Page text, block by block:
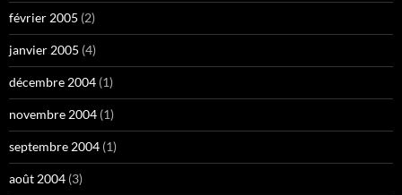
février 2005 (2)
janvier 2005 (4)
décembre 2004 (1)
novembre 2004 (1)
septembre 2004 (1)
août 2004 (3)